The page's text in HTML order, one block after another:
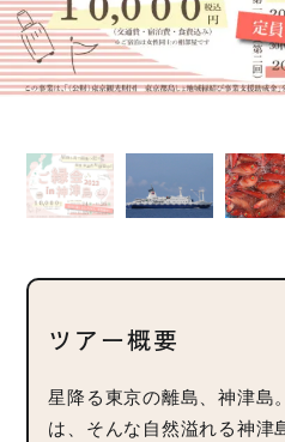
ツアー概要
星降る東京の離島、神津島
は、そんな自然溢れる神津